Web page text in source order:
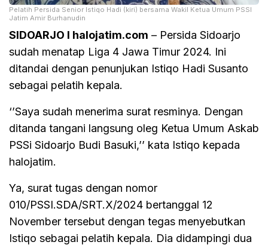
Pelatih Persida Senior Istiqo Hadi (kiri) bersama Wakil Ketua Umum PSSI
Jatim Amir Burhanudin
SIDOARJO I halojatim.com – Persida Sidoarjo
sudah menatap Liga 4 Jawa Timur 2024. Ini
ditandai dengan penunjukan Istiqo Hadi Susanto
sebagai pelatih kepala.
‘’Saya sudah menerima surat resminya. Dengan
ditanda tangani langsung oleg Ketua Umum Askab
PSSi Sidoarjo Budi Basuki,’’ kata Istiqo kepada
halojatim.
Ya, surat tugas dengan nomor
010/PSSI.SDA/SRT.X/2024 bertanggal 12
November tersebut dengan tegas menyebutkan
Istiqo sebagai pelatih kepala. Dia didampingi dua